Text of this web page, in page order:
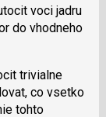
voci jadru
do vhodneho
trivialne
co vsetko
tohto